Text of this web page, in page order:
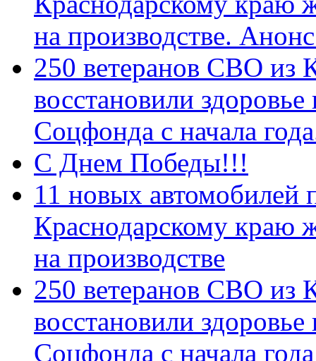
на производстве.
250 ветеранов СВО из
восстановили
Соцфонда с начала
С Днем Победы!!!
11 новых автомобилей
Краснодарскому краю
на производстве
250 ветеранов СВО из
восстановили
Соцфонда с начала года